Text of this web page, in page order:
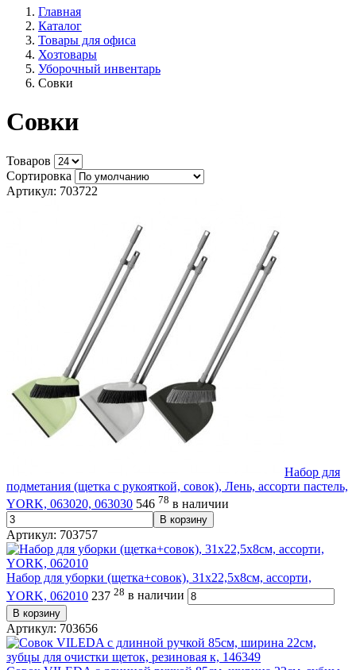
Главная
Каталог
Товары для офиса
Хозтовары
Уборочный инвентарь
Совки
Совки
Товаров
Сортировка
Артикул: 703722
Набор для
подметания (щетка с рукояткой, совок), Лень, ассорти пастель,
YORK, 063020, 063030 546 78 в наличии
В корзину
Артикул: 703757
Набор для уборки (щетка+совок), 31х22,5х8см, ассорти,
YORK, 062010 237 28 в наличии
В корзину
Артикул: 703656